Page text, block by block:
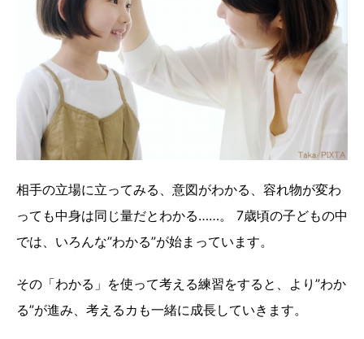
相手の立場に立ってみる、意図がわかる、容れ物が変わ
っても中身は同じ量だとわかる……。 7歳頃の子どもの中
では、いろんな”わかる”が始まっています。
その「わかる」を使って考える練習をすると、より”わか
る”が進み、考えるカも一緒に成長していきます。